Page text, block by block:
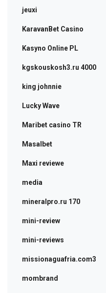
jeuxi
KaravanBet Casino
Kasyno Online PL
kgskouskosh3.ru 4000
king johnnie
Lucky Wave
Maribet casino TR
Masalbet
Maxi reviewe
media
mineralpro.ru 170
mini-review
mini-reviews
missionaguafria.com3
mombrand